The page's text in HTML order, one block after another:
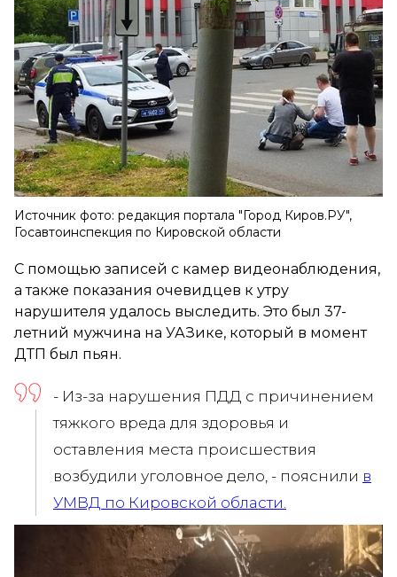
Источник фото: редакция портала "Город Киров.РУ",
Госавтоинспекция по Кировской области
С помощью записей с камер видеонаблюдения,
а также показания очевидцев к утру
нарушителя удалось выследить. Это был 37-
летний мужчина на УАЗике, который в момент
ДТП был пьян.
- Из-за нарушения ПДД с причинением
тяжкого вреда для здоровья и
оставления места происшествия
возбудили уголовное дело, - пояснили в
УМВД по Кировской области.